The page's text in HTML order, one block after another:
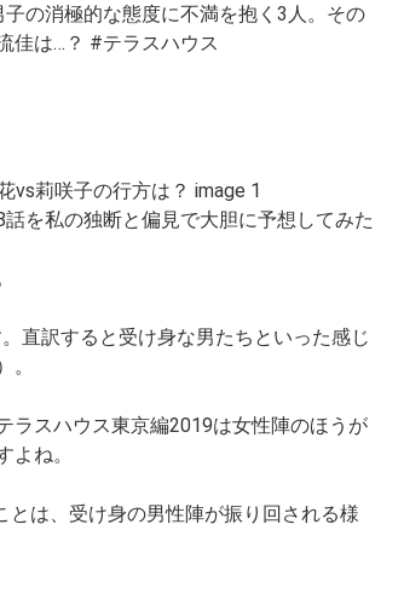
の消極的な態度に不満を抱く3人。その
佳は…？ #テラスハウス
を私の独断と偏見で大胆に予想してみた
直訳すると 受け身な男たち といった感じ
ラスハウス東京編2019は女性陣のほうが
ね。
は、受け身の男性陣が振り回される様